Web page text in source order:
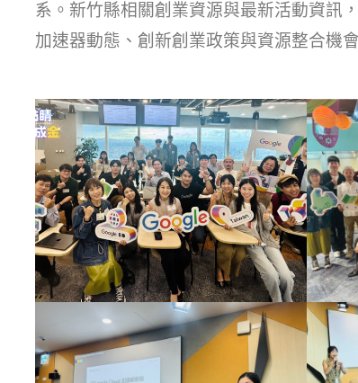
系。新竹縣相關創業資源與最新活動資訊
加速器動態、創新創業政策與資源整合機